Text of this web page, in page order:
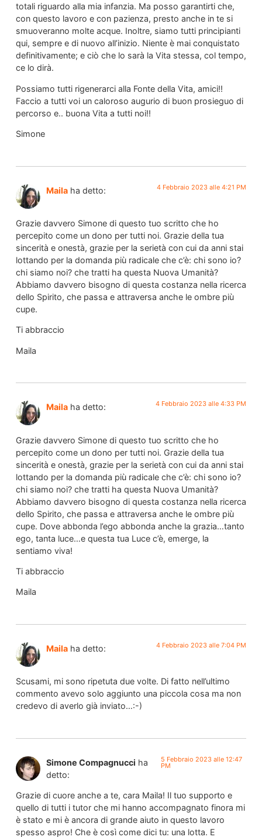
totali riguardo alla mia infanzia. Ma posso garantirti che,
con questo lavoro e con pazienza, presto anche in te si
smuoveranno molte acque. Inoltre, siamo tutti principianti
qui, sempre e di nuovo all’inizio. Niente è mai conquistato
definitivamente; e ciò che lo sarà la Vita stessa, col tempo,
ce lo dirà.
Possiamo tutti rigenerarci alla Fonte della Vita, amici!!
Faccio a tutti voi un caloroso augurio di buon prosieguo di
percorso e.. buona Vita a tutti noi!!
Simone
Maila ha detto: 4 Febbraio 2023 alle 4:21 PM
Grazie davvero Simone di questo tuo scritto che ho
percepito come un dono per tutti noi. Grazie della tua
sincerità e onestà, grazie per la serietà con cui da anni stai
lottando per la domanda più radicale che c’è: chi sono io?
chi siamo noi? che tratti ha questa Nuova Umanità?
Abbiamo davvero bisogno di questa costanza nella ricerca
dello Spirito, che passa e attraversa anche le ombre più
cupe.
Ti abbraccio
Maila
Maila ha detto: 4 Febbraio 2023 alle 4:33 PM
Grazie davvero Simone di questo tuo scritto che ho
percepito come un dono per tutti noi. Grazie della tua
sincerità e onestà, grazie per la serietà con cui da anni stai
lottando per la domanda più radicale che c’è: chi sono io?
chi siamo noi? che tratti ha questa Nuova Umanità?
Abbiamo davvero bisogno di questa costanza nella ricerca
dello Spirito, che passa e attraversa anche le ombre più
cupe. Dove abbonda l’ego abbonda anche la grazia…tanto
ego, tanta luce…e questa tua Luce c’è, emerge, la
sentiamo viva!
Ti abbraccio
Maila
Maila ha detto: 4 Febbraio 2023 alle 7:04 PM
Scusami, mi sono ripetuta due volte. Di fatto nell’ultimo
commento avevo solo aggiunto una piccola cosa ma non
credevo di averlo già inviato…:-)
Simone Compagnucci ha
detto:
5 Febbraio 2023 alle 12:47
PM
Grazie di cuore anche a te, cara Maila! Il tuo supporto e
quello di tutti i tutor che mi hanno accompagnato finora mi
è stato e mi è ancora di grande aiuto in questo lavoro
spesso aspro! Che è così come dici tu: una lotta. E